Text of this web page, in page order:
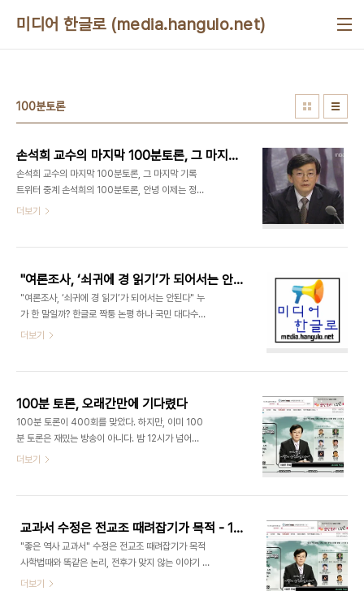
미디어 한글로 (media.hangulo.net)
100분토론
손석희 교수의 마지막 100분토론, 그 마지막 기록 - 트위터 중계
손석희 교수의 마지막 100분토론, 그 마지막 기록
트위터 중계 손석희의 100분토론, 안녕 이제는 정
말, 100분토론 = 손석희란 공식이 당연한 것으로 알
로는 트위터에서 이 마지막 100분토론을 보면서, 중
계를 했다. TV를 못보는 분들을 위해서, 그리고, 내
자신이 열심히 마지막 토론을 정리하기 위해서... 그
내용을 여기에 옮긴다. twitter.com 대신에 한글트
위터(twitterkr.com)의 링크를 사용했다. (만약, 트
twitterkr.com에서 시작하길. 언어적 문제가 모두
더보기
"여론조사, ‘쇠귀에 경 읽기’가 되어서는 안된다" 누가 한 말일까?
"여론조사, ‘쇠귀에 경 읽기’가 되어서는 안된다" 누
가 한 말일까? 한글로 짝퉁 논평 하나 국민 대다수가
생각하는 국정현안인 미디어법에 반대하는 여론이라
보면 단 한 가지 현안도 예외 없이 전부가 ‘민주당 의
견과 일치’ 한다는 사실이다. 이는 민주당이 특별해서
가 아니라 이명박 대통령과 한나라당이 민심을 거스
리고 있는 것으로 ‘정치적 승패’에 집착하지 말고 국
민의 뜻에 따라 내용, 우선순위, 시기를 전면 재조정
권 스스로 파악한 민심이기에 ‘쇠귀에 경 읽기’가 되
더보기
100분 토론, 오래간만에 기다렸다
100분 토론이 400회를 맞았다. 하지만, 이미 100
분 토론은 재밌는 방송이 아니다. 밤 12시가 넘어서
시작하는 데다가 토론의 재미는 이명박 정부가 들어
만 듣고도 자꾸만 자꾸만 기다려졌다. 한마디로 '토론
계의 거물들'이 나온 셈이다. 그리고 기대한 만큼 그
들은 재밌는 토론을 했다. 사실, 한국에 '토론'은 없
다. 각자 자기 이야기 하고 싶은대로 다 하고, 남의 얘
기 적당히 까 주고.. 이 정도면 우리는 그것을 '토
더보기
교과서 수정은 전교조 때려잡기가 목적 - 100분토론을 보고
"좋은 역사 교과서" 수정은 전교조 때려잡기가 목적
사학법때와 똑같은 논리, 전후가 맞지 않는 이야기 전
교조 한명이면 학교장악? ※ 나는 "좌편향"이라는
더보기